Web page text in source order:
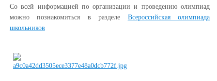
Со всей информацией по организации и проведению олимпиад
можно познакомиться в разделе Всероссийская олимпиада
школьников